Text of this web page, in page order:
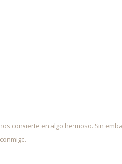
convierte en algo hermoso. Sin